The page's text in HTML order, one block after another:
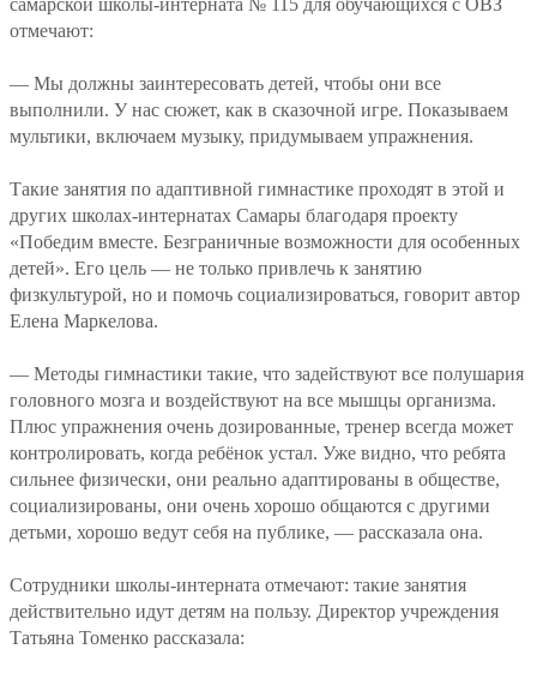
самарской школы-интерната № 115 для обучающихся с ОВЗ
отмечают:
— Мы должны заинтересовать детей, чтобы они все
выполнили. У нас сюжет, как в сказочной игре. Показываем
мультики, включаем музыку, придумываем упражнения.
Такие занятия по адаптивной гимнастике проходят в этой и
других школах-интернатах Самары благодаря проекту
«Победим вместе. Безграничные возможности для особенных
детей». Его цель — не только привлечь к занятию
физкультурой, но и помочь социализироваться, говорит автор
Елена Маркелова.
— Методы гимнастики такие, что задействуют все полушария
головного мозга и воздействуют на все мышцы организма.
Плюс упражнения очень дозированные, тренер всегда может
контролировать, когда ребёнок устал. Уже видно, что ребята
сильнее физически, они реально адаптированы в обществе,
социализированы, они очень хорошо общаются с другими
детьми, хорошо ведут себя на публике, — рассказала она.
Сотрудники школы-интерната отмечают: такие занятия
действительно идут детям на пользу. Директор учреждения
Татьяна Томенко рассказала: